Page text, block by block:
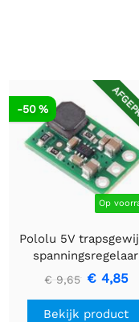
Op
-50 %
Pololu 5V
spanningsregelaar
U3V16F5
€ 9,65 € 4,85
Bekijk product